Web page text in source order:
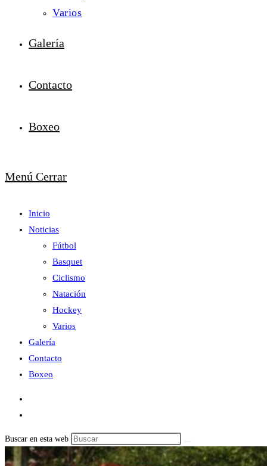
Varios
Galería
Contacto
Boxeo
Menú Cerrar
Inicio
Noticias
Fútbol
Basquet
Ciclismo
Natación
Hockey
Varios
Galería
Contacto
Boxeo
Buscar en esta web